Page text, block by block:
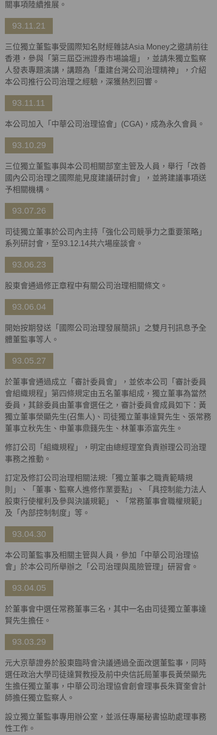
關事項陸續推展。
93.11.21
三位獨立董監事受國際知名財經雜誌Asia Money之邀請前往
香港，參與「第三屆亞洲證券市場論壇」，並請朱獨立監察
人發表專題演講，講題為「重建台灣公司治理精神」，介紹
本公司推行公司治理之經驗，深獲熱烈回響。
93.11.11
本公司加入「中華公司治理協會」(CGA)，成為永久會員。
93.10.29
三位獨立董監事與本公司相關部室主管及人員，舉行「改善
國內公司治理之國際能見度建議研討會」，並將建議事項送
予相關機構。
93.07.26
司徒獨立董事於公司內主持「強化公司競爭力之重要策略」
系列研討會，至93.12.14共六場座談會。
93.06.23
股東會通過修正章程中有關公司治理相關條文。
93.06.04
開始按期發送「國際公司治理發展簡訊」之雙月刊訊息予全
體董監事等人。
93.05.27
於董事會通過成立「審計委員會」，並依本公司「審計委員
會組織規程」第四條規定由五名董事組成，獨立董事為當然
委員，其餘委員由董事會選任之，審計委員會成員如下：黃
獨立董事榮顯先生(召集人)、司徒獨立董事達賢先生、張常務
董事立秋先生、申董事鼎籛先生、林董事添富先生。
修訂公司「組織規程」，明定由總經理室負責辦理公司治理
事務之推動。
訂定及修訂公司治理相關法規:「獨立董事之職責範疇規
則」、「董事、監察人進修作業要點」、「具控制能力法人
股東行使權利及參與決議規範」、「常務董事會職權規範」
及「內部控制制度」等。
93.04.30
本公司董監事及相關主管與人員，參加「中華公司治理協
會」於本公司所舉辦之「公司治理與風險管理」研習會。
93.04.05
於董事會中選任常務董事三名，其中一名由司徒獨立董事達
賢先生擔任。
93.03.29
元大京華證券於股東臨時會決議通過全面改選董監事，同時
選任政治大學司徒達賢教授及前中央信託局董事長黃榮顯先
生擔任獨立董事，中華公司治理協會創會理事長朱寶奎會計
師擔任獨立監察人。
設立獨立董監事專用辦公室，並派任專屬秘書協助處理事務
性工作。